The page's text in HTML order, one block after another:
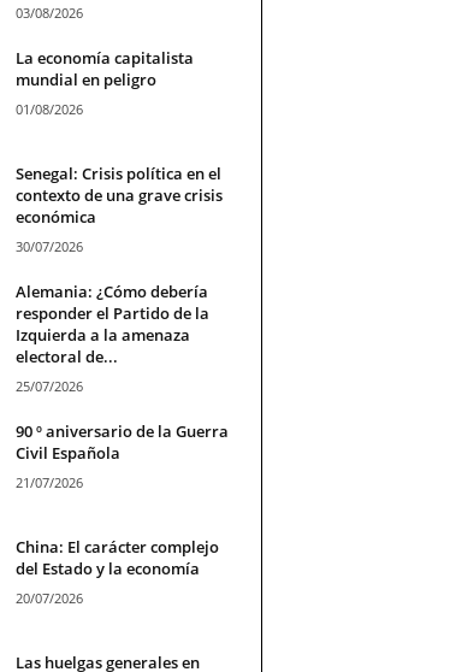
03/08/2026
La economía capitalista
mundial en peligro
01/08/2026
Senegal: Crisis política en el
contexto de una grave crisis
económica
30/07/2026
Alemania: ¿Cómo debería
responder el Partido de la
Izquierda a la amenaza
electoral de...
25/07/2026
90 º aniversario de la Guerra
Civil Española
21/07/2026
China: El carácter complejo
del Estado y la economía
20/07/2026
Las huelgas generales en